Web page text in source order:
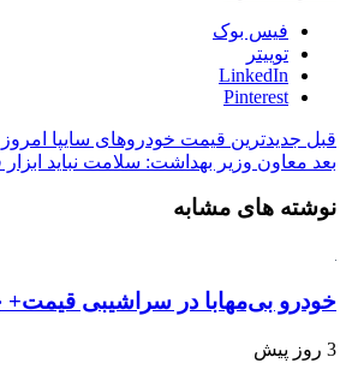
فیس بوک
توییتر
LinkedIn
Pinterest
قبل جدیدترین قیمت خودرو‌های سایپا امروز جمعه ۱۸ اردیبهشت
بعد معاون وزیر بهداشت: سلامت نباید
نوشته های مشابه
خودرو بی‌مهابا در سراشیبی
3 روز پیش